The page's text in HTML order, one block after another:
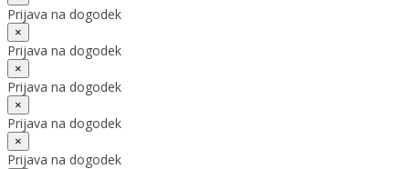
Prijava na dogodek
×
Prijava na dogodek
×
Prijava na dogodek
×
Prijava na dogodek
×
Prijava na dogodek